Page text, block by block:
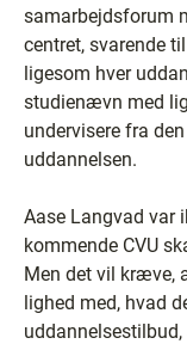
samarbejdsforum
centret, svarende
ligesom hver
studienævn med
undervisere fra
uddannelsen.
Aase Langvad var
kommende CVU
Men det vil kræve,
lighed med, hvad
uddannelsestilbud,